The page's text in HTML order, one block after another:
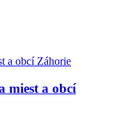
miest a obcí